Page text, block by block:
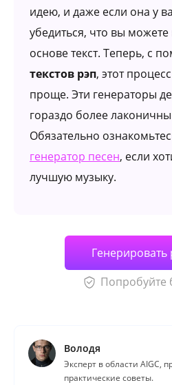
идею, и даже если она у
убедиться, что вы можете
основе текст. Теперь, с
текстов рэп, этот
проще. Эти генераторы
гораздо более
Обязательно
генератор песен, если
лучшую музыку.
Генерировать
Попробуйте
Володя
Эксперт в области AIGC,
практические советы.